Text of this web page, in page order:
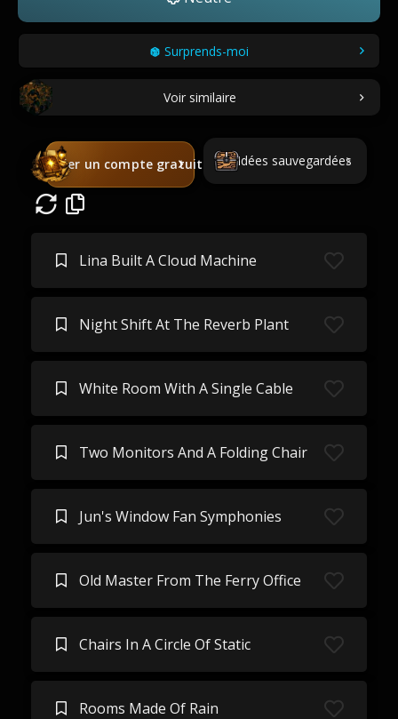
Surprends-moi
Voir similaire
Créer un compte gratuit Idées sauvegardées
Lina Built A Cloud Machine
Night Shift At The Reverb Plant
White Room With A Single Cable
Two Monitors And A Folding Chair
Jun's Window Fan Symphonies
Old Master From The Ferry Office
Chairs In A Circle Of Static
Rooms Made Of Rain